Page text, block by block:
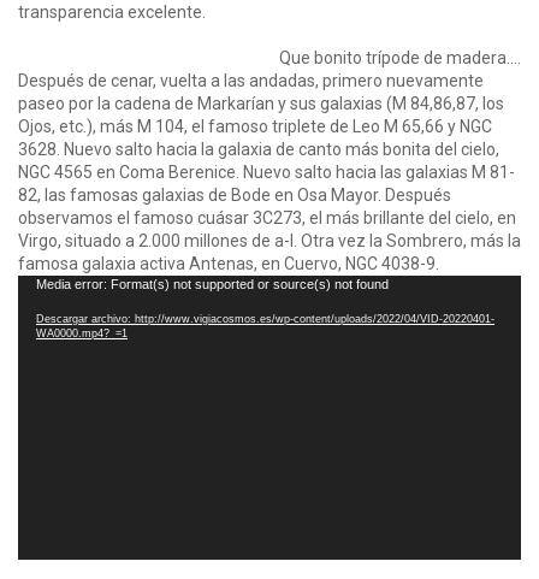
transparencia excelente.
Que bonito trípode de madera….
Después de cenar, vuelta a las andadas, primero nuevamente
paseo por la cadena de Markarían y sus galaxias (M 84,86,87, los
Ojos, etc.), más M 104, el famoso triplete de Leo M 65,66 y NGC
3628. Nuevo salto hacia la galaxia de canto más bonita del cielo,
NGC 4565 en Coma Berenice. Nuevo salto hacia las galaxias M 81-
82, las famosas galaxias de Bode en Osa Mayor. Después
observamos el famoso cuásar 3C273, el más brillante del cielo, en
Virgo, situado a 2.000 millones de a-l. Otra vez la Sombrero, más la
famosa galaxia activa Antenas, en Cuervo, NGC 4038-9.
Reproductor
vídeo
Media error: Format(s) not supported or source(s) not found
Descargar archivo: http://www.vigiacosmos.es/wp-content/uploads/2022/04/VID-20220401-
WA0000.mp4?_=1